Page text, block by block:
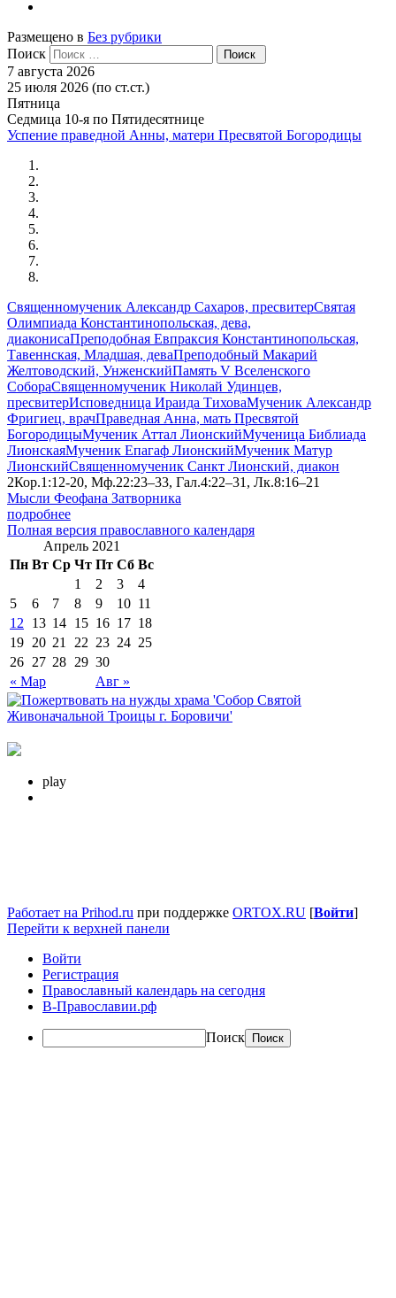
Размещено в Без рубрики
Поиск
7 августа 2026
25 июля 2026 (по ст.ст.)
Пятница
Седмица 10-я по Пятидесятнице
Успение праведной Анны, матери Пресвятой Богородицы
Священномученик Александр Сахаров, пресвитерСвятая
Олимпиада Константинопольская, дева,
диаконисаПреподобная Евпраксия Константинопольская,
Тавеннская, Младшая, деваПреподобный Макарий
Желтоводский, УнженскийПамять V Вселенского
СобораСвященномученик Николай Удинцев,
пресвитерИсповедница Ираида ТиховаМученик Александр
Фригиец, врачПраведная Анна, мать Пресвятой
БогородицыМученик Аттал ЛионскийМученица Библиада
ЛионскаяМученик Епагаф ЛионскийМученик Матур
ЛионскийСвященномученик Санкт Лионский, диакон
2Кор.1:12-20, Мф.22:23–33, Гал.4:22–31, Лк.8:16–21
Мысли Феофана Затворника
подробнее
Полная версия православного календаря
Апрель 2021
Пн Вт Ср Чт Пт Сб Вс
« Мар Авг »
1 2 3
4
5
6 7 8 9 10 11
12
13 14 15 16 17 18
19 20 21 22 23 24 25
26 27 28 29 30
play
Работает на Prihod.ru при поддержке ORTOX.RU [Войти]
Перейти к верхней панели
Войти
Регистрация
Православный календарь на сегодня
В-Православии.рф
Поиск